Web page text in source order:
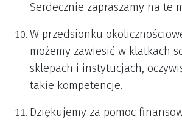
Serdecznie zapraszamy na te
W przedsionku
możemy zawiesić w klatkach
sklepach i instytucjach,
takie kompetencje.
Dziękujemy za pomoc